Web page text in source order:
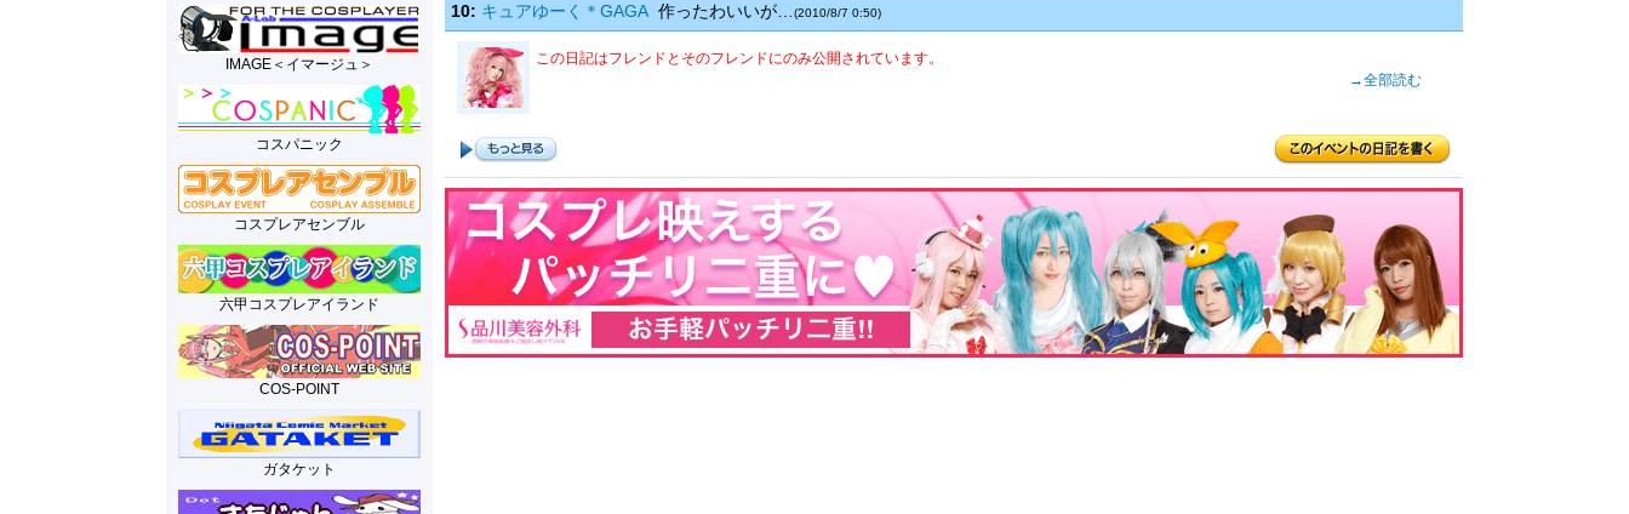
IMAGE＜イマージュ＞
コスパニック
コスプレアセンブル
六甲コスプレアイランド
COS-POINT
ガタケット
10: キュアゆーく＊GAGA 作ったわいいが… (2010/8/7 0:50)
この日記はフレンドとそのフレンドにのみ公開されています。
→全部読む